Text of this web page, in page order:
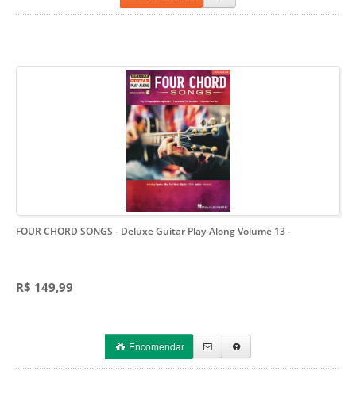
FOUR CHORD SONGS - Deluxe Guitar Play-Along Volume 13-
R$ 149,99
Encomendar